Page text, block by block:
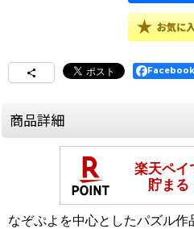
Facebook
商品詳細
なぞぷよを中心としたパズル